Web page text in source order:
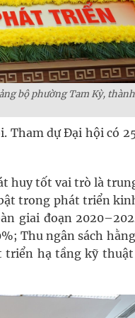
bộ phường Tam Kỳ,
Tham dự Đại hội có
huy tốt vai trò là
trong phát triển
giai đoạn
Thu ngân sách
triển hạ tầng kỹ thuật